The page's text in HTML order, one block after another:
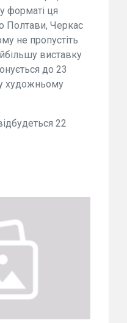
форматі ця
Полтави, Черкас
не пропустіть
виставку
до 23
художньому
22